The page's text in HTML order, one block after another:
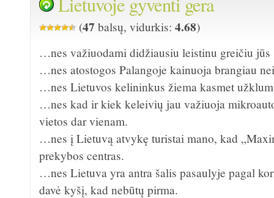
(47 balsų, vidurkis:4.68)
…nes važiuodami didžiausiu leistinu greičiu jūs
…nes atostogos Palangoje kainuoja brangiau
…nes Lietuvos kelininkus žiema kasmet
…nes kad ir kiek keleivių jau važiuoja
vietos dar vienam.
…nes į Lietuvą atvykę turistai mano, kad
prekybos centras.
…nes Lietuva yra antra šalis pasaulyje pagal
davė kyšį, kad nebūtų pirma.